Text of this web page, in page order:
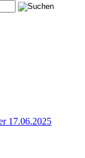
17.06.2025